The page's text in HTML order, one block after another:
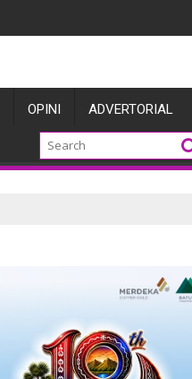
OPINI ADVERTORIAL